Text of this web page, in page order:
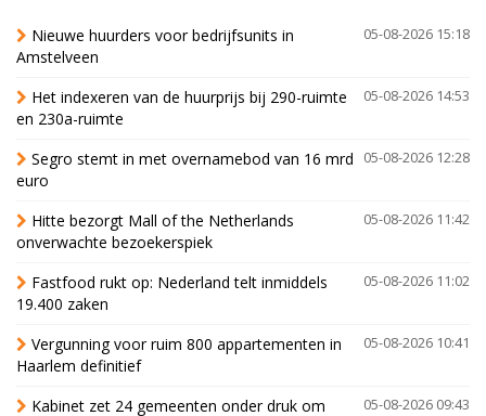
05-08-2026 15:18
Nieuwe huurders voor bedrijfsunits in
Amstelveen
05-08-2026 14:53
Het indexeren van de huurprijs bij 290-ruimte
en 230a-ruimte
05-08-2026 12:28
Segro stemt in met overnamebod van 16 mrd
euro
05-08-2026 11:42
Hitte bezorgt Mall of the Netherlands
onverwachte bezoekerspiek
05-08-2026 11:02
Fastfood rukt op: Nederland telt inmiddels
19.400 zaken
05-08-2026 10:41
Vergunning voor ruim 800 appartementen in
Haarlem definitief
05-08-2026 09:43
Kabinet zet 24 gemeenten onder druk om